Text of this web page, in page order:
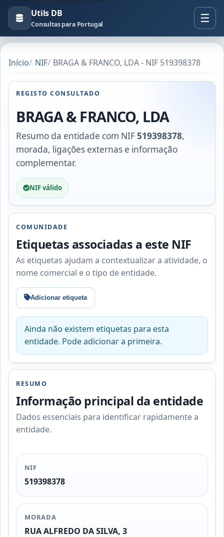
Utils DB
Consultas para Portugal
Início NIF BRAGA & FRANCO, LDA - NIF 519398378
REGISTO CONSULTADO
BRAGA & FRANCO, LDA
Resumo da entidade com NIF519398378,
morada, ligações externas e informação
complementar.
NIF válido
COMUNIDADE
Etiquetas associadas a este NIF
As etiquetas ajudam a contextualizar a atividade, o
nome comercial e o tipo de entidade.
Adicionar etiqueta
Ainda não existem etiquetas para esta
entidade. Pode adicionar a primeira.
RESUMO
Informação principal da entidade
Dados essenciais para identificar rapidamente a
entidade.
NIF
519398378
MORADA
RUA ALFREDO DA SILVA, 3